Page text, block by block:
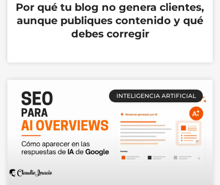
Por qué tu blog no genera clientes,
aunque publiques contenido y qué
debes corregir
INTELIGENCIA ARTIFICIAL